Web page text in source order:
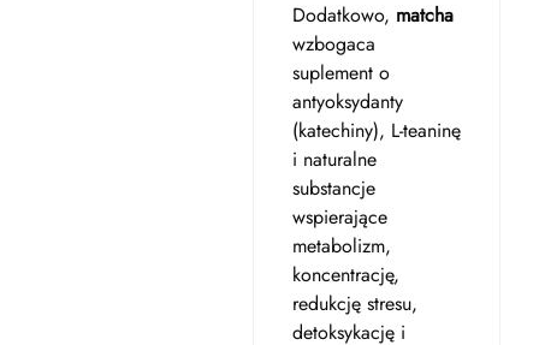
Dodatkowo, matcha
wzbogaca
suplement o
antyoksydanty
(katechiny), L-teaninę
i naturalne
substancje
wspierające
metabolizm,
koncentrację,
redukcję stresu,
detoksykację i